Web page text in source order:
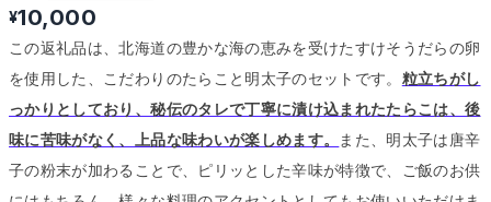
¥10,000
この返礼品は、北海道の豊かな海の恵みを受けたすけそうだらの卵
を使用した、こだわりのたらこと明太子のセットです。 粒立ちがし
っかりとしており、秘伝のタレで丁寧に漬け込まれたたらこは、後
味に苦味がなく、上品な味わいが楽しめます。
また、明太子は唐辛
子の粉末が加わることで、ピリッとした辛味が特徴で、ご飯のお供